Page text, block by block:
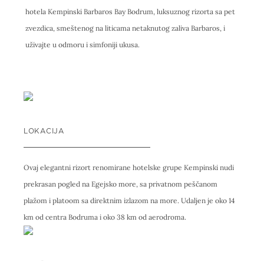
hotela Kempinski Barbaros Bay Bodrum, luksuznog rizorta sa pet
zvezdica, smeštenog na liticama netaknutog zaliva Barbaros, i
uživajte u odmoru i simfoniji ukusa.
LOKACIJA
Ovaj elegantni rizort renomirane hotelske grupe Kempinski nudi
prekrasan pogled na Egejsko more, sa privatnom peščanom
plažom i platoom sa direktnim izlazom na more. Udaljen je oko 14
km od centra Bodruma i oko 38 km od aerodroma.